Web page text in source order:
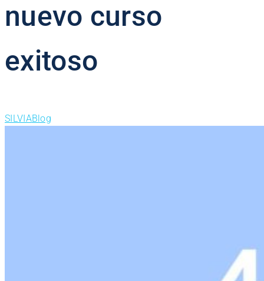
nuevo curso
exitoso
SILVIABlog